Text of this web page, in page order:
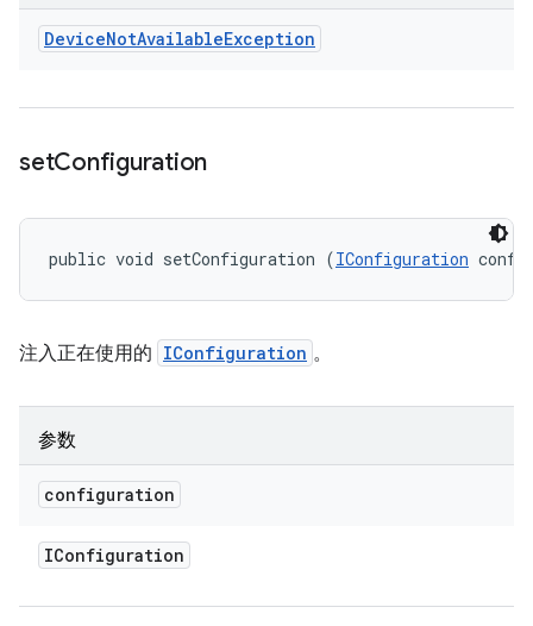
DeviceNotAvailableException
setConfiguration
public void setConfiguration (IConfiguration
注入正在使用的 IConfiguration 。
参数
configuration
IConfiguration